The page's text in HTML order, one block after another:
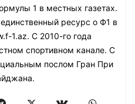
1 в местных газетах.
ресурс о Ф1 в
1.az. С 2010-го года
спортивном канале. С
послом Гран При